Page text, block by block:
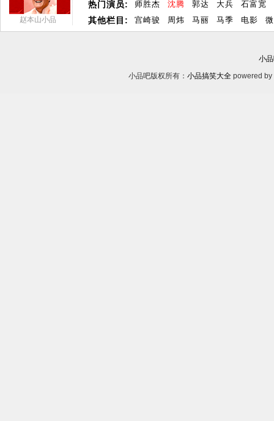
赵本山小品
热门演员:
其他栏目:
师胜杰 沈腾 郭达 大兵
石富宽
宫崎骏
周炜 马丽 马季 电影
小
小品吧版权所有： 小品搞笑大全 powered by